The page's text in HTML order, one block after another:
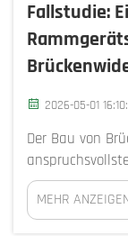
Fallstudie:
2026-05-01
Der Bau von
wechselnden
Zugang und
MEHR